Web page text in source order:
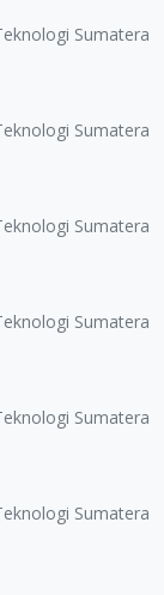
Sumatera
Sumatera
Sumatera
Sumatera
Sumatera
Sumatera